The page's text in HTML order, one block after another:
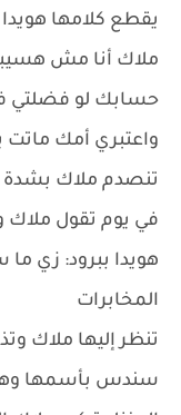
يقطع كلامها
ملاك أنا مش
حسابك لو فضلتي
واعتبري أمك ماتت
تنصدم ملاك بشدة
في يوم تقول ملاك
هويدا ببرود: زي
المخابرات
تنظر إليها ملاك
سندس بأسمها وهي